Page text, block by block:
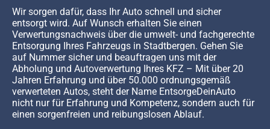
Wir sorgen dafür, dass Ihr Auto schnell und sicher
entsorgt wird. Auf Wunsch erhalten Sie einen
Verwertungsnachweis über die umwelt- und fachgerechte
Entsorgung Ihres Fahrzeugs in Stadtbergen. Gehen Sie
auf Nummer sicher und beauftragen uns mit der
Abholung und Autoverwertung Ihres KFZ – Mit über 20
Jahren Erfahrung und über 50.000 ordnungsgemäß
verwerteten Autos, steht der Name EntsorgeDeinAuto
nicht nur für Erfahrung und Kompetenz, sondern auch für
einen sorgenfreien und reibungslosen Ablauf.